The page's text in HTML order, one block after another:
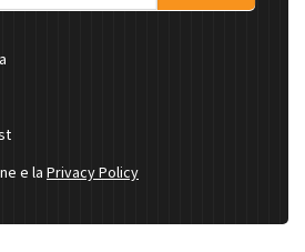
e la Privacy Policy